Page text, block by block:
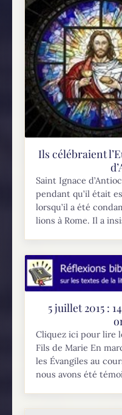
Ils célébraient
Saint Ignace
pendant qu’il était
lorsqu’il a été
lions à Rome. Il a
5 juillet 2015 :
Cliquez ici pour lire
Fils de Marie En
les Évangiles au
nous avons été